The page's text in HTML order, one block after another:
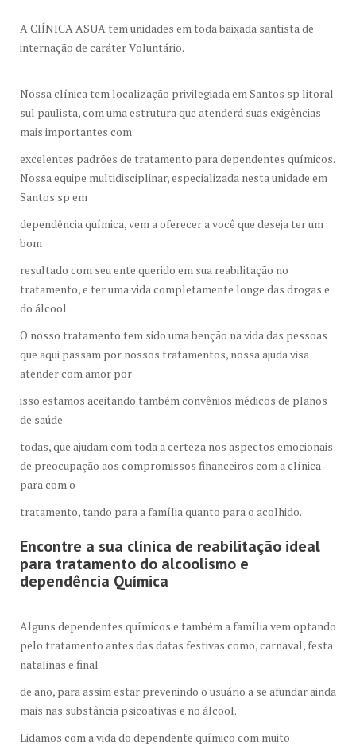
A ClÍNICA ASUA tem unidades em toda baixada santista de
internação de caráter Voluntário.
Nossa clínica tem localização privilegiada em Santos sp litoral
sul paulista, com uma estrutura que atenderá suas exigências
mais importantes com
excelentes padrões de tratamento para dependentes químicos.
Nossa equipe multidisciplinar, especializada nesta unidade em
Santos sp em
dependência química, vem a oferecer a você que deseja ter um
bom
resultado com seu ente querido em sua reabilitação no
tratamento, e ter uma vida completamente longe das drogas e
do álcool.
O nosso tratamento tem sido uma benção na vida das pessoas
que aqui passam por nossos tratamentos, nossa ajuda visa
atender com amor por
isso estamos aceitando também convênios médicos de planos
de saúde
todas, que ajudam com toda a certeza nos aspectos emocionais
de preocupação aos compromissos financeiros com a clínica
para com o
tratamento, tando para a família quanto para o acolhido.
Encontre a sua clínica de reabilitação ideal
para tratamento do alcoolismo e
dependência Química
Alguns dependentes químicos e também a família vem optando
pelo tratamento antes das datas festivas como, carnaval, festa
natalinas e final
de ano, para assim estar prevenindo o usuário a se afundar ainda
mais nas substância psicoativas e no álcool.
Lidamos com a vida do dependente químico com muito